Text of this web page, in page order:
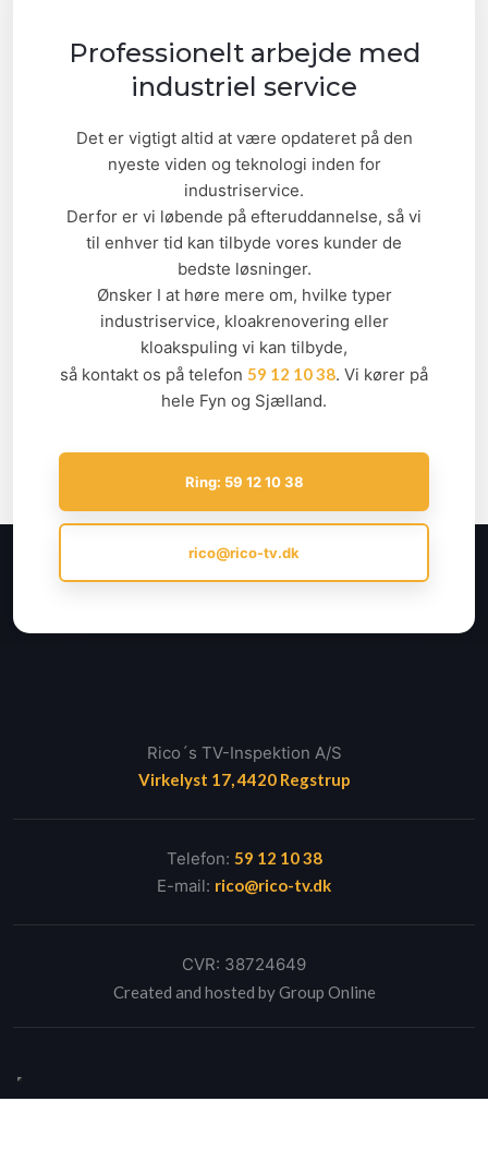
Professionelt arbejde med
industriel service
​Det er vigtigt altid at være opdateret på den
nyeste viden og teknologi inden for
industriservice.
Derfor er vi løbende på efteruddannelse, så vi
til enhver tid kan tilbyde vores kunder de
bedste løsninger.
Ønsker I at høre mere om, hvilke typer
industriservice, kloakrenovering eller
kloakspuling vi kan tilbyde,
så kontakt os på telefon 59 12 10 38. Vi kører på
hele Fyn og Sjælland.
Ring: 59 12 10 38
rico@rico-tv.dk
Rico´s TV-Inspektion A/S​
Virkelyst 17, 4420 Regstrup
Telefon: 59 12 10 38
E-mail: rico@rico-tv.dk
CVR: ​38724649
Created and hosted by Group Online